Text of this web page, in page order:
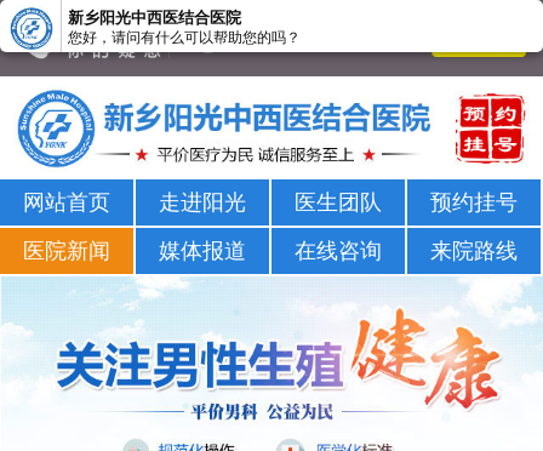
新乡男科医院-新乡市正规男科医院-新乡阳光男科医院
网站首页 走进阳光 医生团队
预约挂号
医院新闻
媒体报道 在线咨询 来院路线
新乡阳光中西医结合医院
您好，请问有什么可以帮助您的吗？